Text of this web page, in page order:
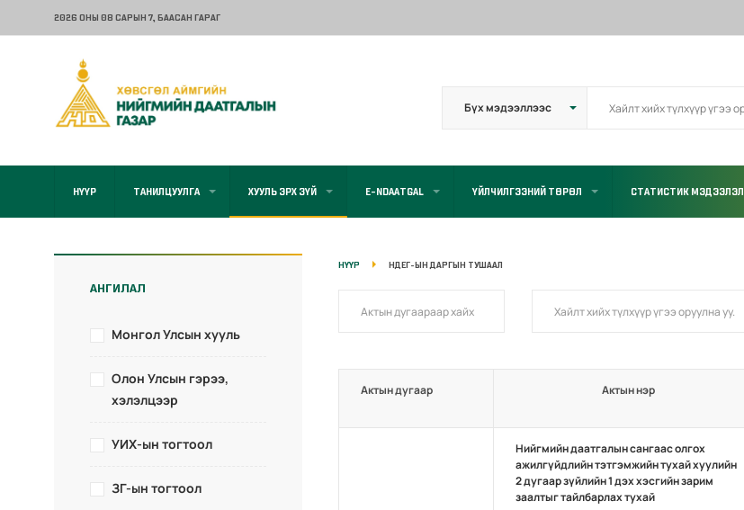
2026 ОНЫ 08 САРЫН 7, БААСАН ГАРАГ
НҮҮР ТАНИЛЦУУЛГА ХУУЛЬ ЭРХ ЗҮЙ E-NDAATGAL ҮЙЛЧИЛГЭЭНИЙ ТӨРӨЛ СТАТИСТИК МЭДЭЭЛЭЛ
АНГИЛАЛ
Монгол Улсын хууль
Олон Улсын гэрээ,
хэлэлцээр
УИХ-ын тогтоол
ЗГ-ын тогтоол
НҮҮР НДЕГ-ЫН ДАРГЫН ТУШААЛ
Актын дугаар Актын нэр
Нийгмийн даатгалын сангаас олгох
ажилгүйдлийн тэтгэмжийн тухай хуулийн
2 дугаар зүйлийн 1 дэх хэсгийн зарим
заалтыг тайлбарлах тухай